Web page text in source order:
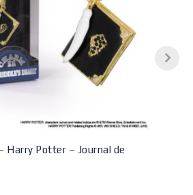
Harry Potter – Journal de